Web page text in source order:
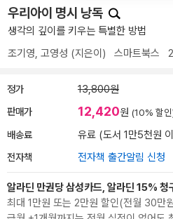
우리아이 명시 낭독
생각의 깊이를 키우는 특별한 방법
조기영, 고영성 (지은이) 스마트북스
정가 13,800원
판매가 12,420원 (10% 할
배송료 유료 (도서 1만5천원
전자책 전자책 출간알림 신청
알라딘 만권당 삼성카드, 알라딘 15% 청
최대 1만원 또는 2만원 할인(전월 30만